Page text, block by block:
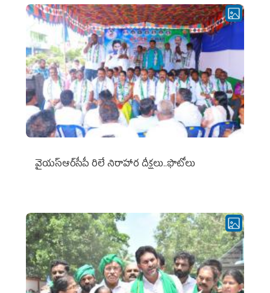
వైయ‌స్ఆర్‌సీపీ రిలే నిరాహార దీక్షలు..ఫొటోలు